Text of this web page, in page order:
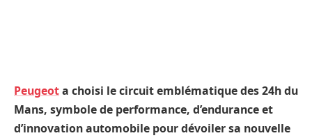
Peugeota choisi le circuit emblématique des 24h du
Mans, symbole de performance, d’endurance et
d’innovation automobile pour dévoiler sa nouvelle